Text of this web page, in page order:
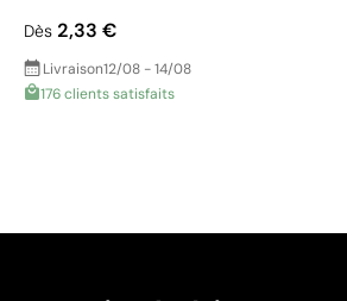
Dès 2,33 €
Livraison12/08 - 14/08
176 clients satisfaits